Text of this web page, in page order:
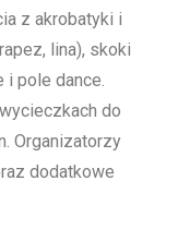
z akrobatyki i
lina), skoki
i pole dance.
do
Organizatorzy
dodatkowe